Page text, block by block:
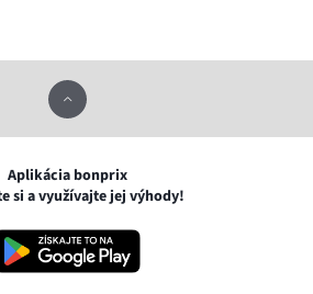
Aplikácia bonprix
si a využívajte jej výhody!